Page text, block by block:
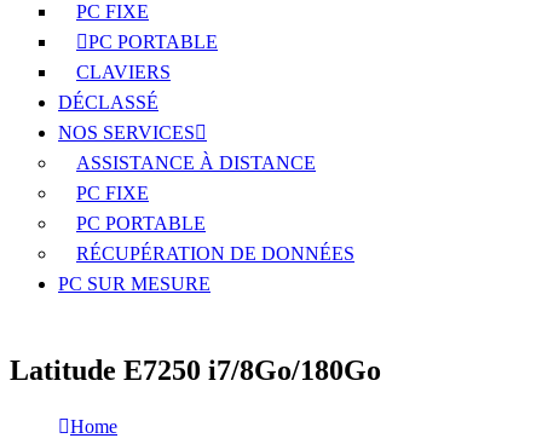
PC FIXE
PC PORTABLE
CLAVIERS
DÉCLASSÉ
NOS SERVICES
ASSISTANCE À DISTANCE
PC FIXE
PC PORTABLE
RÉCUPÉRATION DE DONNÉES
PC SUR MESURE
Latitude E7250 i7/8Go/180Go
Home